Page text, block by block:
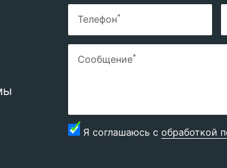
Телефон*
Сообщение*
Я соглашаюсь с обработкой